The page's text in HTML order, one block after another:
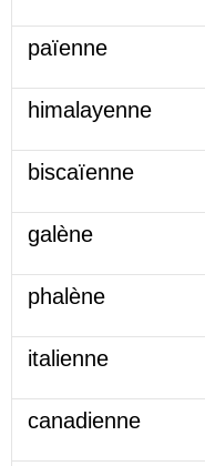
païenne
himalayenne
biscaïenne
galène
phalène
italienne
canadienne